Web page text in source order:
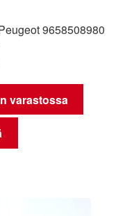
9658508980
varastossa